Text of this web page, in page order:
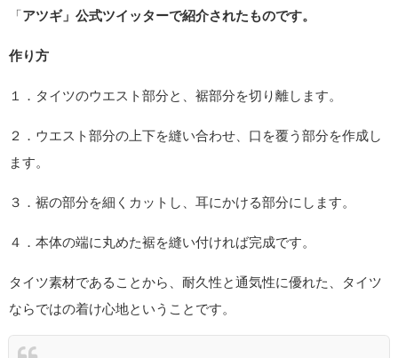
「 アツギ」公式ツイッターで紹介されたものです。
作り方
１．タイツのウエスト部分と、裾部分を切り離します。
２．ウエスト部分の上下を縫い合わせ、口を覆う部分を作成し
ます。
３．裾の部分を細くカットし、耳にかける部分にします。
４．本体の端に丸めた裾を縫い付ければ完成です。
タイツ素材であることから、耐久性と通気性に優れた、タイツ
ならではの着け心地ということです。